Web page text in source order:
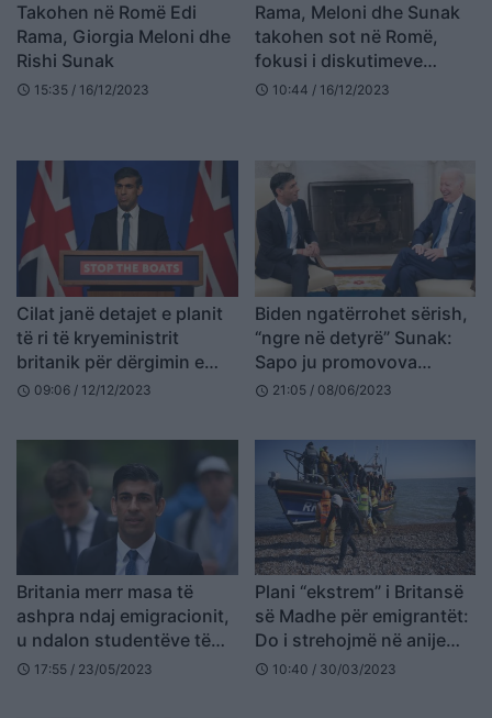
Takohen në Romë Edi
Rama, Giorgia Meloni dhe
Rishi Sunak
schedule 15:35 / 16/12/2023
Rama, Meloni dhe Sunak
takohen sot në Romë,
fokusi i diskutimeve
emigracioni i paligjshëm
schedule 10:44 / 16/12/2023
Cilat janë detajet e planit
të ri të kryeministrit
britanik për dërgimin e
emigrantëve në Ruandë?
schedule 09:06 / 12/12/2023
Biden ngatërrohet sërish,
“ngre në detyrë” Sunak:
Sapo ju promovova
(VIDEO)
schedule 21:05 / 08/06/2023
Britania merr masa të
ashpra ndaj emigracionit,
u ndalon studentëve të
huaj të sjellin anëtarë të
schedule 17:55 / 23/05/2023
Plani “ekstrem” i Britansë
së Madhe për emigrantët:
Do i strehojmë në anije
dhe baza ushtarake
schedule 10:40 / 30/03/2023